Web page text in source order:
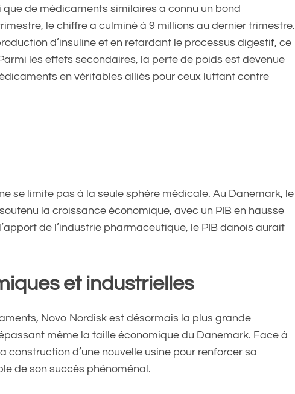
que de médicaments similaires a connu un bond
le chiffre a culminé à 9 millions au dernier trimestre.
d’insuline et en retardant le processus digestif, ce
les effets secondaires, la perte de poids est devenue
en véritables alliés pour ceux luttant contre
se limite pas à la seule sphère médicale. Au Danemark, le
la croissance économique, avec un PIB en hausse
de l’industrie pharmaceutique, le PIB danois aurait
et industrielles
Novo Nordisk est désormais la plus grande
même la taille économique du Danemark. Face à
d’une nouvelle usine pour renforcer sa
de son succès phénoménal.